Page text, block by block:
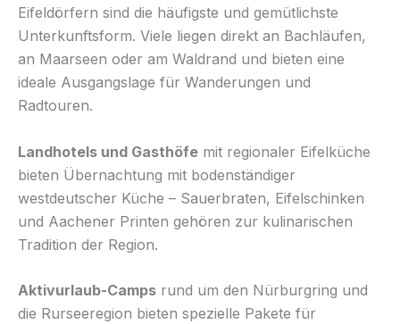
Eifeldörfern sind die häufigste und gemütlichste
Unterkunftsform. Viele liegen direkt an Bachläufen,
an Maarseen oder am Waldrand und bieten eine
ideale Ausgangslage für Wanderungen und
Radtouren.
Landhotels und Gasthöfe mit regionaler Eifelküche
bieten Übernachtung mit bodenständiger
westdeutscher Küche – Sauerbraten, Eifelschinken
und Aachener Printen gehören zur kulinarischen
Tradition der Region.
Aktivurlaub-Camps rund um den Nürburgring und
die Rurseeregion bieten spezielle Pakete für